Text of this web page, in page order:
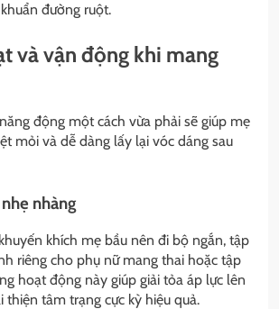
đường ruột.
và vận động khi mang
động một cách vừa phải sẽ giúp mẹ
mỏi và dễ dàng lấy lại vóc dáng sau
nhàng
khích mẹ bầu nên đi bộ ngắn, tập
riêng cho phụ nữ mang thai hoặc tập
hoạt động này giúp giải tỏa áp lực lên
thiện tâm trạng cực kỳ hiệu quả.